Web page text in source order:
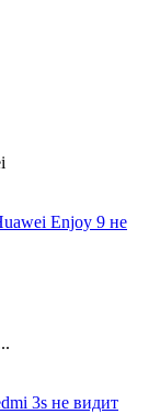
Enjoy 9 не
3s не видит